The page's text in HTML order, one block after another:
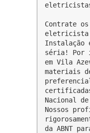
eletricistas
Contrate
eletricista
Instalação
séria! Por
em Vila
materiais
Nacional de
Nossos
da ABNT